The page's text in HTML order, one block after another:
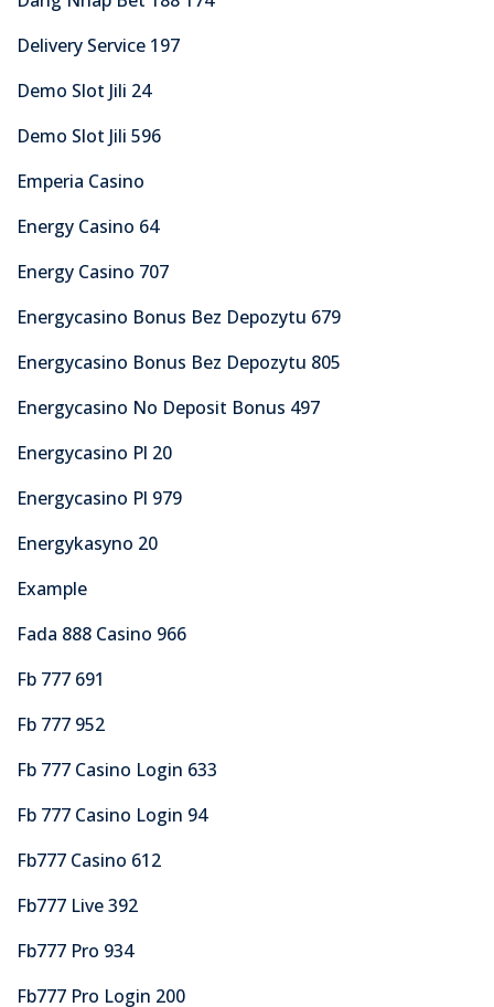
Delivery Service 197
Demo Slot Jili 24
Demo Slot Jili 596
Emperia Casino
Energy Casino 64
Energy Casino 707
Energycasino Bonus Bez Depozytu 679
Energycasino Bonus Bez Depozytu 805
Energycasino No Deposit Bonus 497
Energycasino Pl 20
Energycasino Pl 979
Energykasyno 20
Example
Fada 888 Casino 966
Fb 777 691
Fb 777 952
Fb 777 Casino Login 633
Fb 777 Casino Login 94
Fb777 Casino 612
Fb777 Live 392
Fb777 Pro 934
Fb777 Pro Login 200